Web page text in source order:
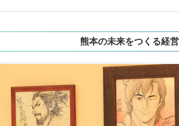
熊本の未来をつくる経